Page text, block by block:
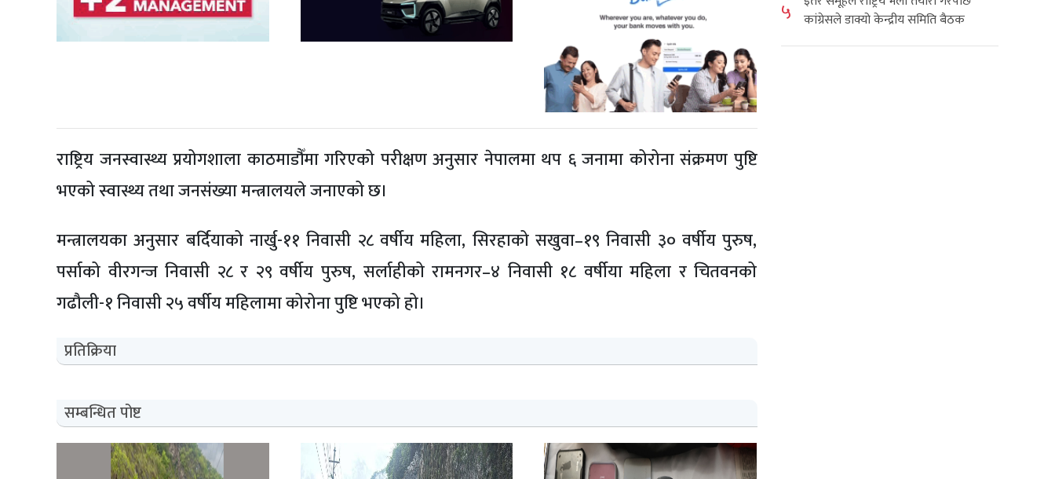
राष्ट्रिय जनस्वास्थ्य प्रयोगशाला काठमाडौँमा गरिएको परीक्षण अनुसार नेपालमा थप ६ जनामा कोरोना संक्रमण पुष्टि
भएको स्वास्थ्य तथा जनसंख्या मन्त्रालयले जनाएको छ।
मन्त्रालयका अनुसार बर्दियाको नार्खु-११ निवासी २८ वर्षीय महिला, सिरहाको सखुवा–१९ निवासी ३० वर्षीय पुरुष,
पर्साको वीरगन्ज निवासी २८ र २९ वर्षीय पुरुष, सर्लाहीको रामनगर–४ निवासी १८ वर्षीया महिला र चितवनको
गढौली-१ निवासी २५ वर्षीय महिलामा कोरोना पुष्टि भएको हो।
प्रतिक्रिया
सम्बन्धित पोष्ट
५
कांग्रेसले डाक्यो केन्द्रीय समिति बैठक